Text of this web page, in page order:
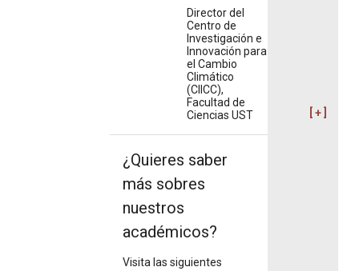
Director del
Centro de
Investigación e
Innovación para
el Cambio
Climático
(CIICC),
Facultad de
Ciencias UST
¿Quieres saber
más sobres
nuestros
académicos?
Visita las siguientes